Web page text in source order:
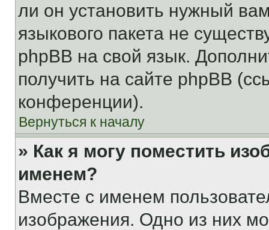
ли он установить нужный
языкового пакета не
phpBB на свой язык.
получить на сайте phpBB
конференции).
Вернуться к началу
» Как я могу поместить
именем?
Вместе с именем
изображения. Одно из них